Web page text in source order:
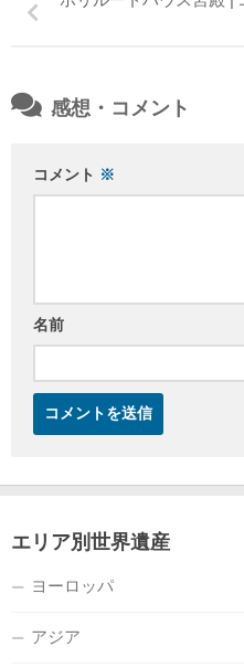
感想・コメント
コメント ※
名前
エリア別世界遺産
ヨーロッパ
アジア